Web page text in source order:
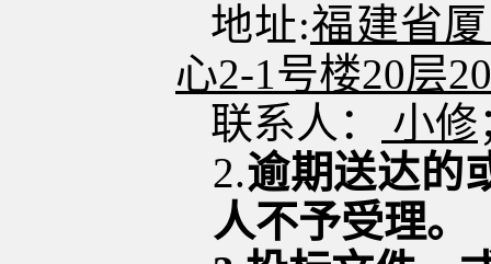
地址:福建省
心2-1号楼20层
联系人：
小修
2.逾期送达的
人不予受理。